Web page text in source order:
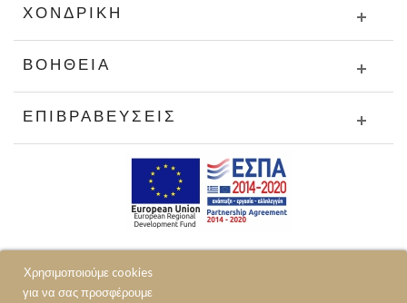
Χρησιμοποιούμε cookies
για να σας προσφέρουμε
ΧΟΝΔΡΙΚΉ
ΒΟΉΘΕΙΑ
ΕΠΙΒΡΑΒΕΎΣΕΙΣ